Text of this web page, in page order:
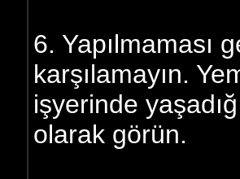
6. Yapılmaması
karşılamayın.
işyerinde
olarak görün.